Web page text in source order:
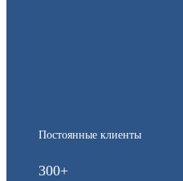
Постоянные клиенты
300+